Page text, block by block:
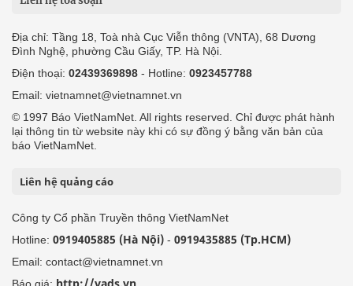
Địa chỉ: Tầng 18, Toà nhà Cục Viễn thông (VNTA), 68 Dương
Đình Nghệ, phường Cầu Giấy, TP. Hà Nội.
Điện thoại: 02439369898 - Hotline: 0923457788
Email: vietnamnet@vietnamnet.vn
© 1997 Báo VietNamNet. All rights reserved. Chỉ được phát hành
lại thông tin từ website này khi có sự đồng ý bằng văn bản của
báo VietNamNet.
Liên hệ quảng cáo
Công ty Cổ phần Truyền thông VietNamNet
Hotline: 0919405885 (Hà Nội) - 0919435885 (Tp.HCM)
Email: contact@vietnamnet.vn